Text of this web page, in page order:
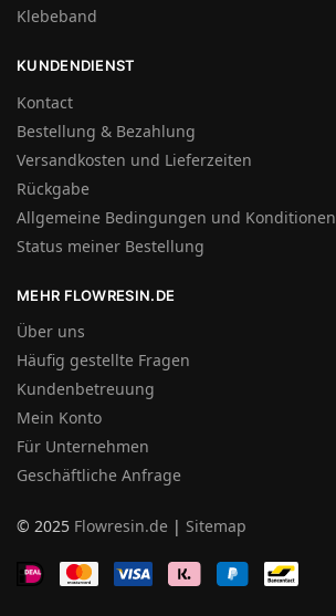
Klebeband
KUNDENDIENST
Kontact
Bestellung & Bezahlung
Versandkosten und Lieferzeiten
Rückgabe
Allgemeine Bedingungen und Konditionen
Status meiner Bestellung
MEHR FLOWRESIN.DE
Über uns
Häufig gestellte Fragen
Kundenbetreuung
Mein Konto
Für Unternehmen
Geschäftliche Anfrage
© 2025 Flowresin.de | Sitemap